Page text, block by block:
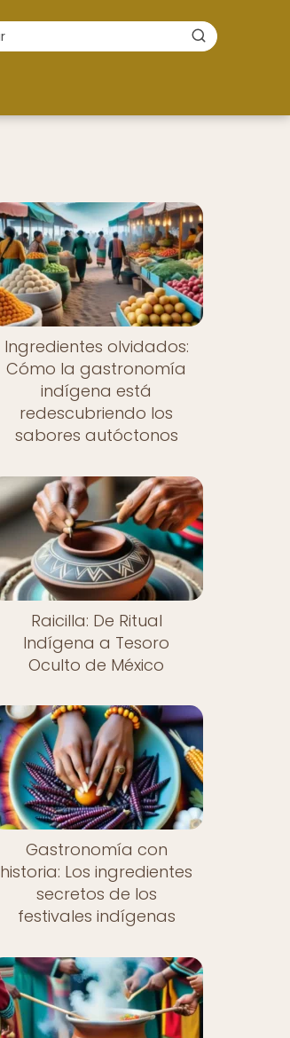
Ingredientes olvidados:
Cómo la gastronomía
indígena está
redescubriendo los
sabores autóctonos
Raicilla: De Ritual
Indígena a Tesoro
Oculto de México
Gastronomía con
historia: Los ingredientes
secretos de los
festivales indígenas